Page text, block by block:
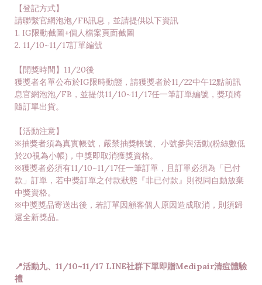
【登記方式】
請聯繫官網泡泡/FB訊息，並請提供以下資訊
1. IG限動截圖+個人檔案頁面截圖
2. 11/10~11/17訂單編號
【開獎時間】11/20後
獲獎者名單公布於IG限時動態，請獲獎者於11/22中午12點前訊
息官網泡泡/FB，並提供11/10~11/17任一筆訂單編號，獎項將
隨訂單出貨。
【活動注意】
※抽獎者須為真實帳號，嚴禁抽獎帳號、小號參與活動(粉絲數低
於20視為小帳)，中獎即取消獲獎資格。
※獲獎者必須有11/10~11/17任一筆訂單，且訂單必須為「已付
款」訂單，若中獎訂單之付款狀態『非已付款』則視同自動放棄
中獎資格。
※中獎獎品寄送出後，若訂單因顧客個人原因造成取消，則須歸
還全新獎品。
📍活動九、11/10~11/17 LINE社群下單即贈Medipair清痘體驗
禮